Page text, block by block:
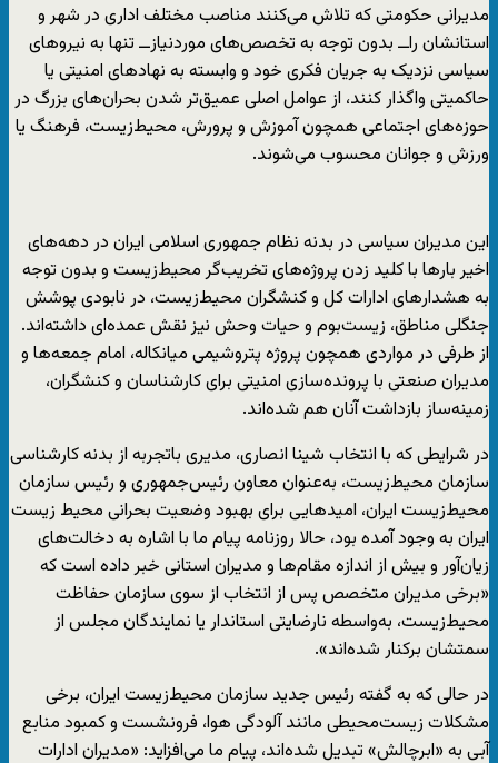
مدیرانی حکومتی که تلاش می‌کنند مناصب مختلف اداری در شهر و
استانشان را‌ــ بدون توجه به تخصص‌های موردنیاز‌ــ تنها به نیروهای
سیاسی نزدیک به جریان فکری خود و وابسته به نهادهای امنیتی یا
حاکمیتی واگذار کنند، از عوامل اصلی عمیق‌تر شدن بحران‌های بزرگ در
حوزه‌های اجتماعی همچون آموزش‌ و پرورش، محیط‌زیست، فرهنگ یا
ورزش و جوانان محسوب می‌شوند.
این مدیران سیاسی در بدنه نظام جمهوری اسلامی ایران در دهه‌های
اخیر بارها با کلید زدن پروژه‌های تخریب‌گر محیط‌زیست و بدون توجه
به هشدارهای ادارات کل و کنشگران محیط‌زیست، در نابودی پوشش
جنگلی مناطق، زیست‌بوم و حیات وحش نیز نقش عمده‌ای داشته‌اند.
از طرفی در مواردی همچون پروژه پتروشیمی میانکاله، امام جمعه‌ها و
مدیران صنعتی با پرونده‌سازی امنیتی برای کارشناسان و کنشگران،
زمینه‌ساز بازداشت آنان هم شده‌اند.
در شرایطی که با انتخاب شینا انصاری، مدیری باتجربه از بدنه کارشناسی
سازمان محیط‌زیست، به‌عنوان معاون رئیس‌جمهوری و رئیس سازمان
محیط‌زیست ایران، امیدهایی برای بهبود وضعیت بحرانی محیط زیست
ایران به وجود آمده بود، حالا روزنامه پیام ما با اشاره به دخالت‌‌‌های
زیان‌آور و بیش از اندازه مقام‌ها و مدیران استانی خبر داده است که
«برخی مدیران متخصص پس از انتخاب از سوی سازمان حفاظت
محیط‌زیست، به‌واسطه نارضایتی استاندار یا نمایندگان مجلس از
سمتشان برکنار شده‌اند».
در حالی که به گفته رئیس جدید سازمان محیط‌زیست ایران، برخی
مشکلات زیست‌محیطی مانند آلودگی هوا، فرونشست و کمبود منابع
آبی به «ابرچالش» تبدیل شده‌اند، پیام ما می‌افزاید: «مدیران ادارات